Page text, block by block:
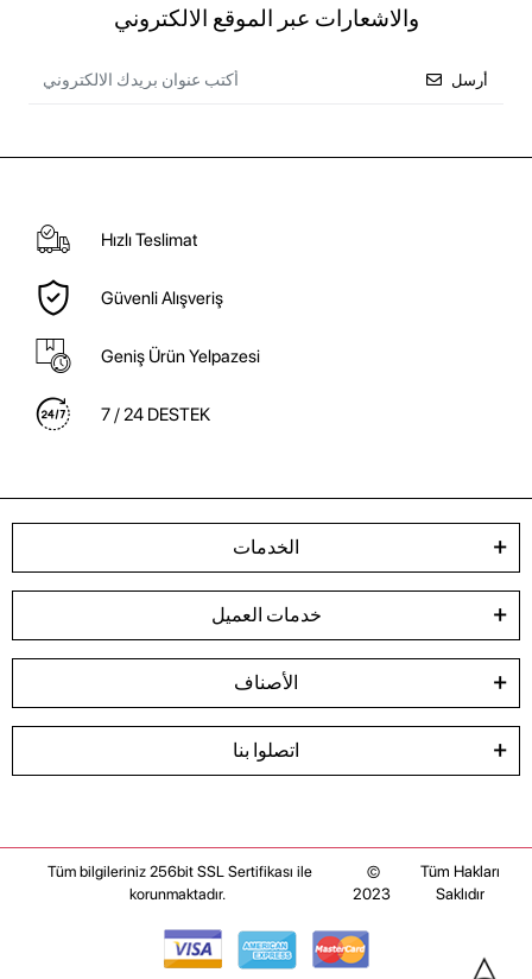
والاشعارات عبر الموقع الالكتروني
أرسل
Hızlı Teslimat
Güvenli Alışveriş
Geniş Ürün Yelpazesi
7 / 24 DESTEK
الخدمات
خدمات العميل
الأصناف
اتصلوا بنا
Tüm bilgileriniz 256bit SSL Sertifikası ile
korunmaktadır.
©
2023
Tüm Hakları
Saklıdır